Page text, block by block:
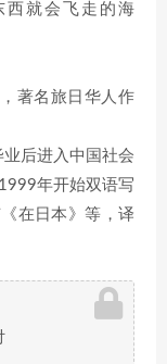
西就会飞走的海
著名旅日华人作
后进入中国社会
年开始双语写
在日本》等，译